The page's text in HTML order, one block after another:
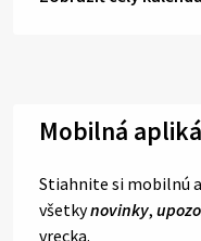
Mobilná
Stiahnite si mobilnú
všetkynovinky,
vrecka.